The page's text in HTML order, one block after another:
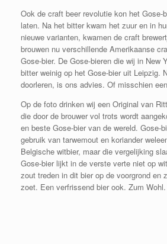
Ook de craft beer revolutie kon het Gose-
laten. Na het bitter kwam het zuur en in
nieuwe varianten, kwamen de craft
brouwen nu verschillende Amerikaanse
Gose-bier. De Gose-bieren die wij in New
bitter weinig op het Gose-bier uit Leipzig.
doorleren, is ons advies. Of misschien
Op de foto drinken wij een Original van
die door de brouwer vol trots wordt
en beste Gose-bier van de wereld. Gose-
gebruik van tarwemout en koriander
Belgische witbier, maar die vergelijking
Gose-bier lijkt in de verste verte niet op
zout treden in dit bier op de voorgrond en
zoet. Een verfrissend bier ook. Zum